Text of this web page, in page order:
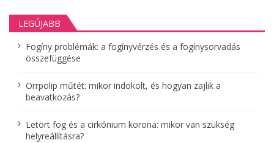
n
a
v
i
g
á
LEGÚJABB
Fogíny problémák: a fogínyvérzés és a fogínysorvadás
összefüggése
Orrpolip műtét: mikor indokolt, és hogyan zajlik a
beavatkozás?
Letört fog és a cirkónium korona: mikor van szükség
helyreállításra?